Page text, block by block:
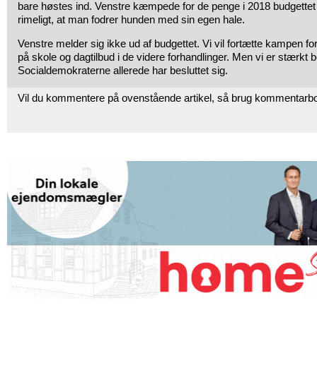
bare høstes ind. Venstre kæmpede for de penge i 2018
rimeligt, at man fodrer hunden med sin egen hale.
Venstre melder sig ikke ud af budgettet. Vi vil fortætte kampen
på skole og dagtilbud i de videre forhandlinger. Men vi er stærkt
Socialdemokraterne allerede har besluttet sig.
Vil du kommentere på ovenstående artikel, så brug